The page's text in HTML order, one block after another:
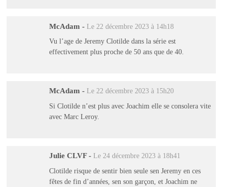
McAdam - Le 22 décembre 2023 à 14h18
Vu l’age de Jeremy Clotilde dans la série est
effectivement plus proche de 50 ans que de 40.
McAdam - Le 22 décembre 2023 à 15h20
Si Clotilde n’est plus avec Joachim elle se consolera vite
avec Marc Leroy.
Julie CLVF - Le 24 décembre 2023 à 18h41
Clotilde risque de sentir bien seule sen Jeremy en ces
fêtes de fin d’années, sen son garçon, et Joachim ne